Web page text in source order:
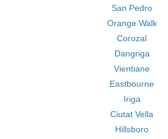
San Pedro
Orange Walk
Corozal
Dangriga
Vientiane
Eastbourne
Iriga
Ciutat Vella
Hillsboro